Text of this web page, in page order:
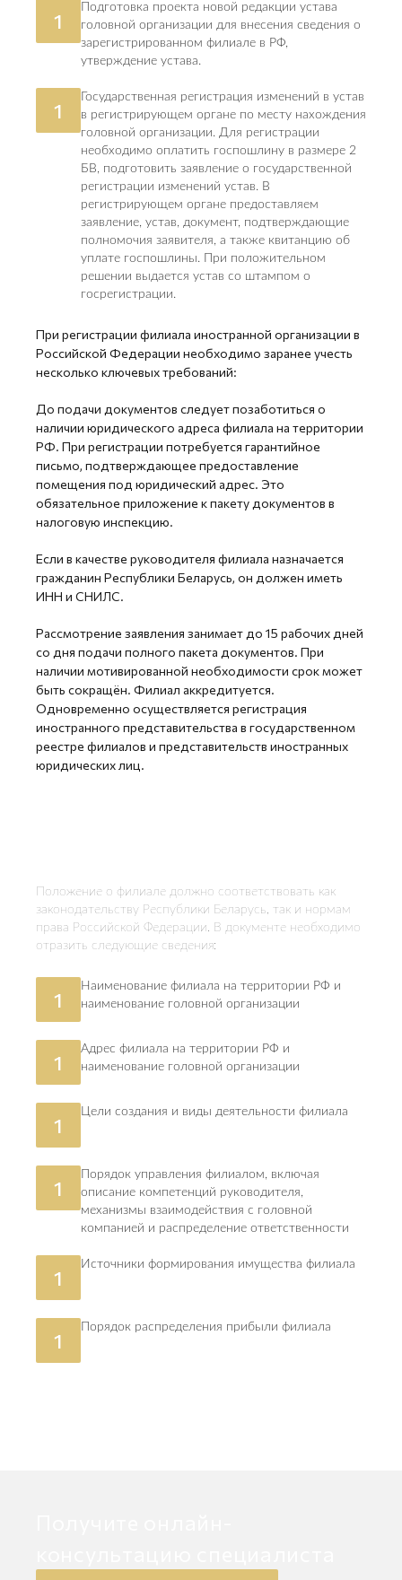
1
Подготовка проекта новой редакции устава
головной организации для внесения сведения о
зарегистрированном филиале в РФ,
утверждение устава.
1
Государственная регистрация изменений в устав
в регистрирующем органе по месту нахождения
головной организации. Для регистрации
необходимо оплатить госпошлину в размере 2
БВ, подготовить заявление о государственной
регистрации изменений устав. В
регистрирующем органе предоставляем
заявление, устав, документ, подтверждающие
полномочия заявителя, а также квитанцию об
уплате госпошлины. При положительном
решении выдается устав со штампом о
госрегистрации.
При регистрации филиала иностранной организации в
Российской Федерации необходимо заранее учесть
несколько ключевых требований:
До подачи документов следует позаботиться о
наличии юридического адреса филиала на территории
РФ. При регистрации потребуется гарантийное
письмо, подтверждающее предоставление
помещения под юридический адрес. Это
обязательное приложение к пакету документов в
налоговую инспекцию.
Если в качестве руководителя филиала назначается
гражданин Республики Беларусь, он должен иметь
ИНН и СНИЛС.
Рассмотрение заявления занимает до 15 рабочих дней
со дня подачи полного пакета документов. При
наличии мотивированной необходимости срок может
быть сокращён. Филиал аккредитуется.
Одновременно осуществляется регистрация
иностранного представительства в государственном
реестре филиалов и представительств иностранных
юридических лиц.
Положение о филиале должно соответствовать как
законодательству Республики Беларусь, так и нормам
права Российской Федерации. В документе необходимо
отразить следующие сведения:
1
Наименование филиала на территории РФ и
наименование головной организации
1
Адрес филиала на территории РФ и
наименование головной организации
1
Цели создания и виды деятельности филиала
1
Порядок управления филиалом, включая
описание компетенций руководителя,
механизмы взаимодействия с головной
компанией и распределение ответственности
1
Источники формирования имущества филиала
1
Порядок распределения прибыли филиала